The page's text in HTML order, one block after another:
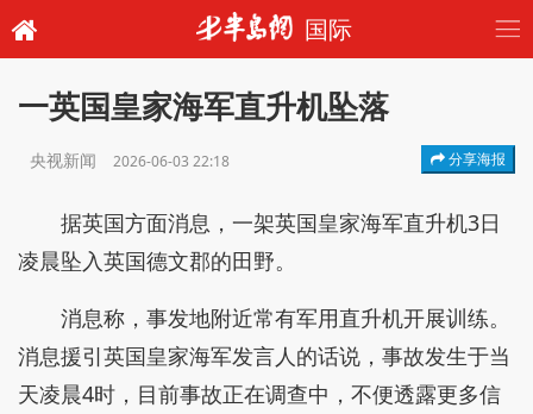
国际
一英国皇家海军直升机坠落
央视新闻 2026-06-03 22:18 分享海报
据英国方面消息，一架英国皇家海军直升机3日
凌晨坠入英国德文郡的田野。
消息称，事发地附近常有军用直升机开展训练。
消息援引英国皇家海军发言人的话说，事故发生于当
天凌晨4时，目前事故正在调查中，不便透露更多信